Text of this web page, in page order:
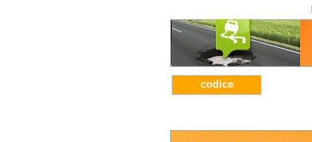
codice